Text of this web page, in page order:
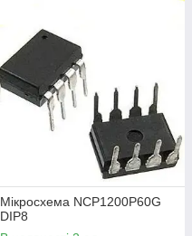
Мікросхема NCP1200P60G
DIP8